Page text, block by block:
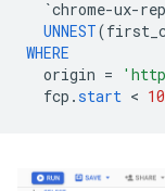
`chrome-ux-
UNNEST(
WHERE
origin =
fcp .start <